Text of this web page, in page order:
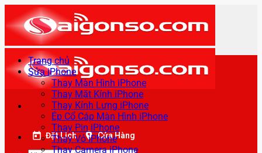
qua
nội
dung
Đặt Lịch Cửa Hàng
Trang chủ
Sửa iPhone
Thay Màn Hình iPhone
Thay Mặt Kính iPhone
Thay Kính Lưng iPhone
Ép Cổ Cáp Màn Hình iPhone
Thay Pin iPhone
Thay Vỏ iPhone
Thay Camera iPhone